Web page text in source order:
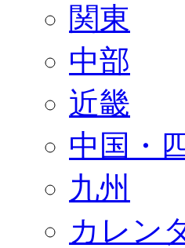
関東
中部
近畿
中国・
九州
カレン